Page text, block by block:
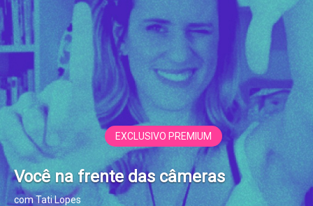
EXCLUSIVO PREMIUM
Você na frente das câmeras
com Tati Lopes